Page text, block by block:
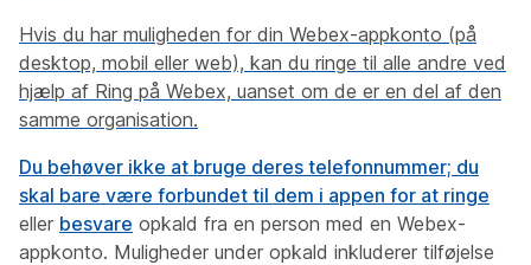
Hvis du har muligheden for din Webex-appkonto (på
desktop, mobil eller web), kan du ringe til alle andre ved
hjælp af Ring på Webex, uanset om de er en del af den
samme organisation.
Du behøver ikke at bruge deres telefonnummer; du
skal bare være forbundet til dem i appen for at ringe
eller besvare opkald fra en person med en Webex-
appkonto. Muligheder under opkald inkluderer tilføjelse